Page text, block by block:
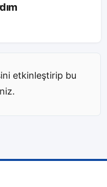
etkinleştirip bu